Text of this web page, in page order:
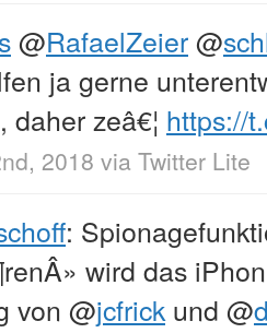
@RafaelZeier@
ja gerne
zeâ€¦ https://
2018 via Twitter Lite
:
wird das
von @jcfrickund @